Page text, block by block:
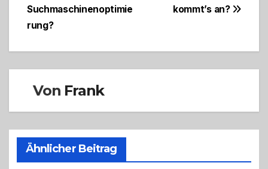
kommt’s an?
Suchmaschinenoptimie
rung?
Von Frank
Ähnlicher Beitrag